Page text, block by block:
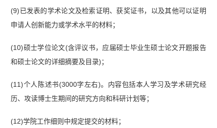
(9)已发表的学术论文及检索证明、获奖证书，以及其他可以证明
申请人创新能力或学术水平的材料；
(10)硕士学位论文(含评议书，应届硕士毕业生硕士论文开题报告
和硕士论文的详细摘要及目录)；
(11)个人陈述书(3000字左右)。内容包括本人学习及学术研究经
历、攻读博士生期间的研究方向和科研计划等；
(12)学院工作细则中规定提交的材料；